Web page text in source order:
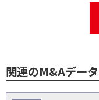
関連のM&Aデー